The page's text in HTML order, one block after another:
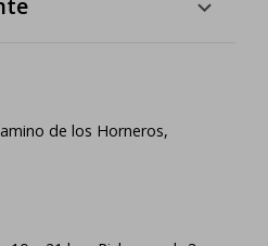
de los Horneros,